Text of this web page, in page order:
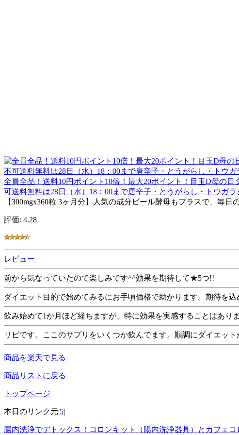
全員全品！送料10円ポイント10倍！最大20ポイント！目玉D母の
可送料無料は28日（水）18：00まで唐辛子・とうがらし・トウガラ
【300mgx360粒 3ヶ月分】人気の成分ビール酵母もプラスで、毎
評価: 4.28
レビュー
前から気なっていたので楽しみです^^効果を期待して★5つ!!
ダイエット目的で始めてみるにお手頃価格で助かります。期待を込
飲み始めて1か月ほど経ちますが、特に効果を実感することはあり
リピです。ここのサプリをいくつか飲んでます。順調にダイエッ
商品を楽天で見る
商品リストに戻る
トップページ
本日のリンク元|5|
腸内洗浄でデトックス！コロンキット（腸内洗浄器具）とカフェ